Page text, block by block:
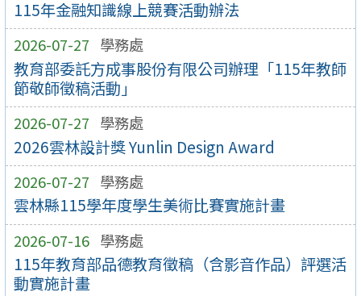
115年金融知識線上競賽活動辦法
2026-07-27 學務處
教育部委託方成事股份有限公司辦理「115年教師
節敬師徵稿活動」
2026-07-27 學務處
2026雲林設計獎 Yunlin Design Award
2026-07-27 學務處
雲林縣115學年度學生美術比賽實施計畫
2026-07-16 學務處
115年教育部品德教育徵稿（含影音作品）評選活
動實施計畫